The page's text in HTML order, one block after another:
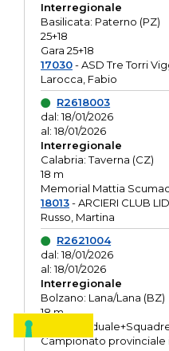
Interregionale
Basilicata: Paterno (PZ)
25+18
Gara 25+18
17030- ASD Tre Torri
Larocca, Fabio
R2618003
dal: 18/01/2026
al: 18/01/2026
Interregionale
Calabria: Taverna (CZ)
18 m
Memorial Mattia
18013- ARCIERI CLUB
Russo, Martina
R2621004
dal: 18/01/2026
al: 18/01/2026
Interregionale
Bolzano: Lana/Lana (BZ)
18 m
O.R.
Campionato provinciale